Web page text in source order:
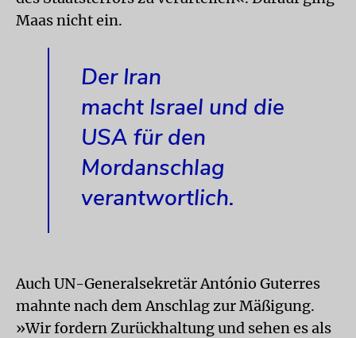
Maas nicht ein.
Der Iran
macht Israel und die
USA für den
Mordanschlag
verantwortlich.
Auch UN-Generalsekretär António Guterres
mahnte nach dem Anschlag zur Mäßigung.
»Wir fordern Zurückhaltung und sehen es als